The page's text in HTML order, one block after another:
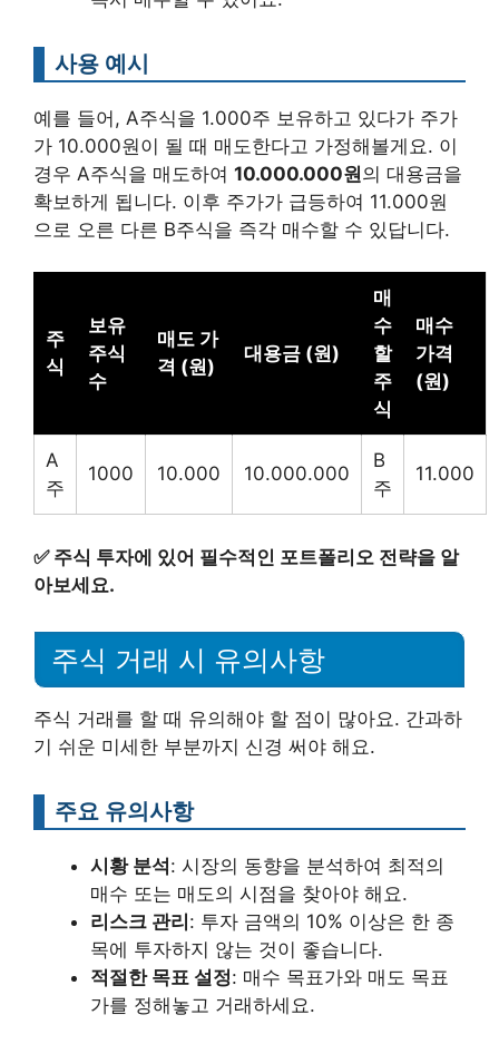
사용 예시
예를 들어, A주식을 1.000주 보유하고 있다가 주가
가 10.000원이 될 때 매도한다고 가정해볼게요. 이
경우 A주식을 매도하여 10.000.000원의 대용금을
확보하게 됩니다. 이후 주가가 급등하여 11.000원
으로 오른 다른 B주식을 즉각 매수할 수 있답니다.
주
식
보유
주식
수
매도 가
격 (원)
대용금 (원)
매
수
할
주
식
매수
가격
(원)
A
주
1000 10.000 10.000.000
B
주
11.000
✅ 주식 투자에 있어 필수적인 포트폴리오 전략을 알
아보세요.
주식 거래 시 유의사항
주식 거래를 할 때 유의해야 할 점이 많아요. 간과하
기 쉬운 미세한 부분까지 신경 써야 해요.
주요 유의사항
시황 분석 : 시장의 동향을 분석하여 최적의
매수 또는 매도의 시점을 찾아야 해요.
리스크 관리 : 투자 금액의 10% 이상은 한 종
목에 투자하지 않는 것이 좋습니다.
적절한 목표 설정: 매수 목표가와 매도 목표
가를 정해놓고 거래하세요.